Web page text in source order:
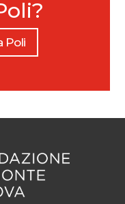
Poli